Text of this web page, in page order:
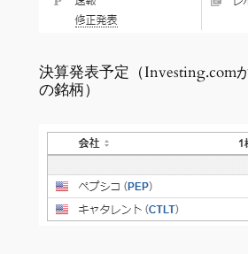
決算発表予定（Investing.com
の銘柄）